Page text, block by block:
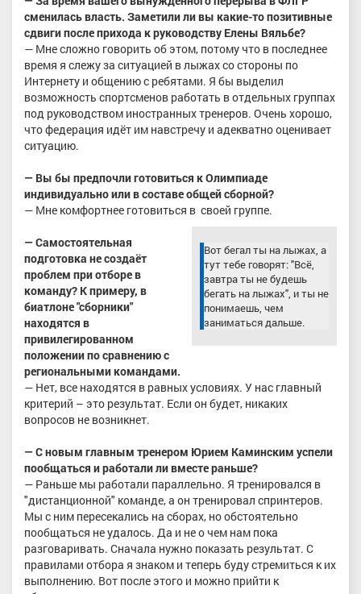
сменилась власть. Заметили ли вы какие-то позитивные
сдвиги после прихода к руководству Елены Вяльбе?
— Мне сложно говорить об этом, потому что в последнее
время я слежу за ситуацией в лыжах со стороны по
Интернету и общению с ребятами. Я бы выделил
возможность спортсменов работать в отдельных группах
под руководством иностранных тренеров. Очень хорошо,
что федерация идёт им навстречу и адекватно оценивает
ситуацию.
— Вы бы предпочли готовиться к Олимпиаде
индивидуально или в составе общей сборной?
— Мне комфортнее готовиться в
Вот бегал ты на лыжах, а
тут тебе говорят: "Всё,
завтра ты не будешь
бегать на лыжах", и ты не
понимаешь, чем
заниматься дальше.
своей группе.
— Самостоятельная
подготовка не создаёт
проблем при отборе в
команду? К примеру, в
биатлоне "сборники"
находятся в
привилегированном
положении по сравнению с
региональными командами.
— Нет, все находятся в равных условиях. У нас главный
критерий – это результат. Если он будет, никаких
вопросов не возникнет.
— С новым главным тренером Юрием Каминским успели
пообщаться и работали ли вместе раньше?
— Раньше мы работали параллельно. Я тренировался в
"дистанционной" команде, а он тренировал спринтеров.
Мы с ним пересекались на сборах, но обстоятельно
пообщаться не удалось. Да и не о чем нам пока
разговаривать. Сначала нужно показать результат. С
правилами отбора я знаком и теперь буду стремиться к их
выполнению. Вот после этого и можно прийти к